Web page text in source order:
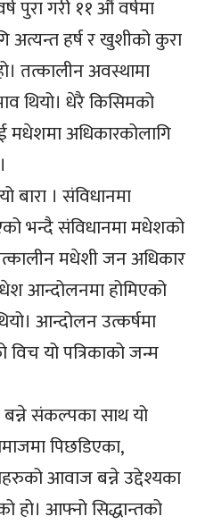
पुरा गरी ११ औं वर्षमा
अत्यन्त हर्ष र खुशीको कुरा
तत्कालीन अवस्थामा
थियो। धेरै किसिमको
मधेशमा अधिकारकोलागि
। संविधानमा
भन्दै संविधानमा मधेशको
मधेशी जन अधिकार
आन्दोलनमा होमिएको
आन्दोलन उत्कर्षमा
यो पत्रिकाको जन्म
संकल्पका साथ यो
पिछडिएका,
आवाज बन्ने उद्देश्यका
हो। आफ्नो सिद्धान्तको